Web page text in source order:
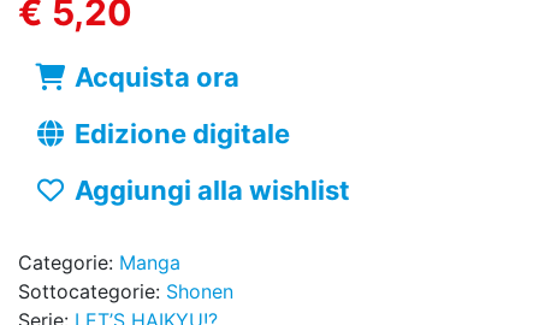
€ 5,20
Acquista ora
Edizione digitale
Aggiungi alla wishlist
Categorie: Manga
Sottocategorie: Shonen